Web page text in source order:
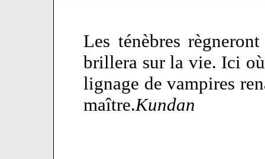
Les ténèbres
brillera sur la vie. Ici
lignage de vampires
maître.Kundan